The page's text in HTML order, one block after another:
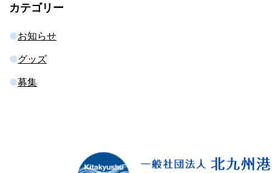
カテゴリー
お知らせ
グッズ
募集